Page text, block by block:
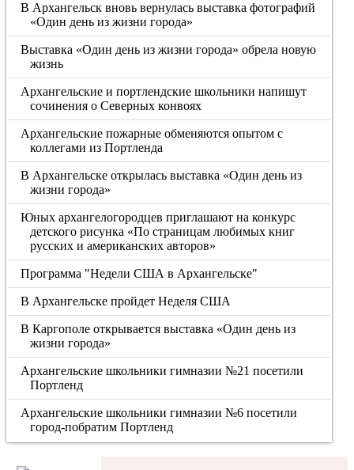
В Архангельск вновь вернулась выставка фотографий
«Один день из жизни города»
Выставка «Один день из жизни города» обрела новую
жизнь
Архангельские и портлендские школьники напишут
сочинения о Северных конвоях
Архангельские пожарные обменяются опытом с
коллегами из Портленда
В Архангельске открылась выставка «Один день из
жизни города»
Юных архангелогородцев приглашают на конкурс
детского рисунка «По страницам любимых книг
русских и американских авторов»
Программа "Недели США в Архангельске"
В Архангельске пройдет Неделя США
В Каргополе открывается выставка «Один день из
жизни города»
Архангельские школьники гимназии №21 посетили
Портленд
Архангельские школьники гимназии №6 посетили
город-побратим Портленд